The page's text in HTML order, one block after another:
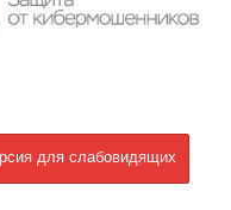
для слабовидящих